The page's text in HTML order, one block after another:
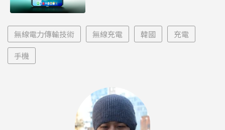
無線電力傳輸技術 無線充電 韓國 充電
手機